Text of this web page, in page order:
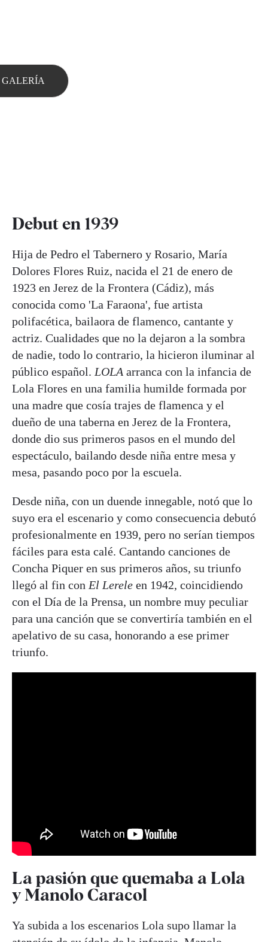
GALERÍA
Debut en 1939
Hija de Pedro el Tabernero y Rosario, María
Dolores Flores Ruiz, nacida el 21 de enero de
1923 en Jerez de la Frontera (Cádiz), más
conocida como 'La Faraona', fue artista
polifacética, bailaora de flamenco, cantante y
actriz. Cualidades que no la dejaron a la sombra
de nadie, todo lo contrario, la hicieron iluminar al
público español. LOLA arranca con la infancia de
Lola Flores en una familia humilde formada por
una madre que cosía trajes de flamenca y el
dueño de una taberna en Jerez de la Frontera,
donde dio sus primeros pasos en el mundo del
espectáculo, bailando desde niña entre mesa y
mesa, pasando poco por la escuela.
Desde niña, con un duende innegable, notó que lo
suyo era el escenario y como consecuencia debutó
profesionalmente en 1939, pero no serían tiempos
fáciles para esta calé. Cantando canciones de
Concha Piquer en sus primeros años, su triunfo
llegó al fin con El Lerele en 1942, coincidiendo
con el Día de la Prensa, un nombre muy peculiar
para una canción que se convertiría también en el
apelativo de su casa, honorando a ese primer
triunfo.
La pasión que quemaba a Lola
y Manolo Caracol
Ya subida a los escenarios Lola supo llamar la